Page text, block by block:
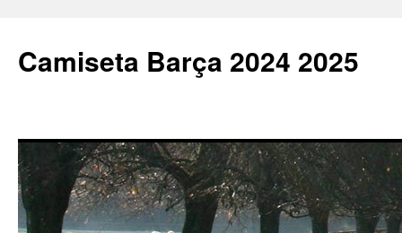
Camiseta Barça 2024 2025